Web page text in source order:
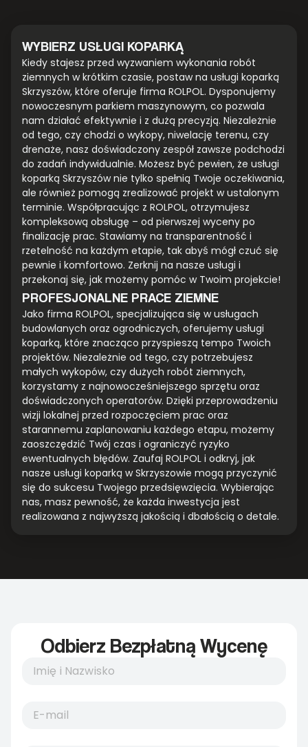
WYBIERZ USŁUGI KOPARKĄ
Kiedy stajesz przed wyzwaniem wykonania robót
ziemnych w krótkim czasie, postaw na usługi koparką
Skrzyszów, które oferuje firma ROLPOL. Dysponujemy
nowoczesnym parkiem maszynowym, co pozwala
nam działać efektywnie i z dużą precyzją. Niezależnie
od tego, czy chodzi o wykopy, niwelację terenu, czy
drenaże, nasz doświadczony zespół zawsze podchodzi
do zadań indywidualnie. Możesz być pewien, że usługi
koparką Skrzyszów nie tylko spełnią Twoje oczekiwania,
ale również pomogą zrealizować projekt w ustalonym
terminie. Współpracując z ROLPOL, otrzymujesz
kompleksową obsługę – od pierwszej wyceny po
finalizację prac. Stawiamy na transparentność i
rzetelność na każdym etapie, tak abyś mógł czuć się
pewnie i komfortowo. Zerknij na nasze usługi i
przekonaj się, jak możemy pomóc w Twoim projekcie!
PROFESJONALNE PRACE ZIEMNE
Jako firma ROLPOL, specjalizująca się w usługach
budowlanych oraz ogrodniczych, oferujemy usługi
koparką, które znacząco przyspieszą tempo Twoich
projektów. Niezależnie od tego, czy potrzebujesz
małych wykopów, czy dużych robót ziemnych,
korzystamy z najnowocześniejszego sprzętu oraz
doświadczonych operatorów. Dzięki przeprowadzeniu
wizji lokalnej przed rozpoczęciem prac oraz
starannemu zaplanowaniu każdego etapu, możemy
zaoszczędzić Twój czas i ograniczyć ryzyko
ewentualnych błędów. Zaufaj ROLPOL i odkryj, jak
nasze usługi koparką w Skrzyszowie mogą przyczynić
się do sukcesu Twojego przedsięwzięcia. Wybierając
nas, masz pewność, że każda inwestycja jest
realizowana z najwyższą jakością i dbałością o detale.
Odbierz Bezpłatną Wycenę